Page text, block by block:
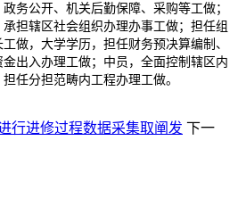
务公开、机关后勤保障、采购等工做；
担辖区社会组织办理办事工做；担任组
做，大学学历，担任财务预决算编制、
出入办理工做；中员，全面控制辖区内
任分担范畴内工程办理工做。
行进修过程数据采集取阐发 下一